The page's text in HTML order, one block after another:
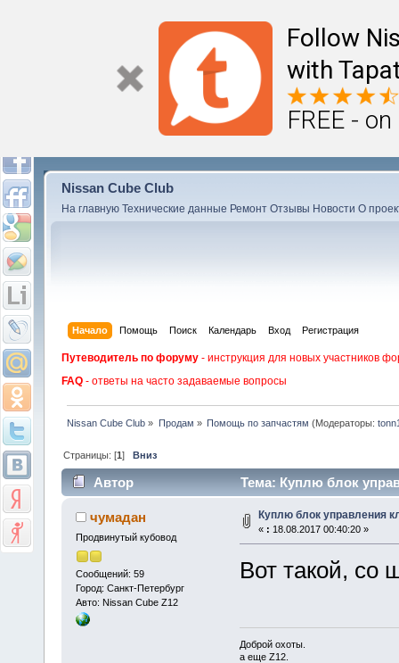
Follow
with
FREE -
Nissan Cube Club
На главную Технические данные Ремонт Отзывы Новости О
Начало Помощь Поиск Календарь Вход Регистрация
Путеводитель по форуму - инструкция для новых участников
FAQ - ответы на часто задаваемые вопросы
Nissan Cube Club » Продам » Помощь по запчастям (Модераторы:
Страницы: [1]Вниз
Автор Тема: Куплю блок
чумадан
Продвинутый кубовод
Сообщений: 59
Город: Санкт-Петербург
Авто: Nissan Cube Z12
Куплю блок управления
« : 18.08.2017 00:40:20 »
Вот такой, со
Доброй охоты.
а еще Z12.